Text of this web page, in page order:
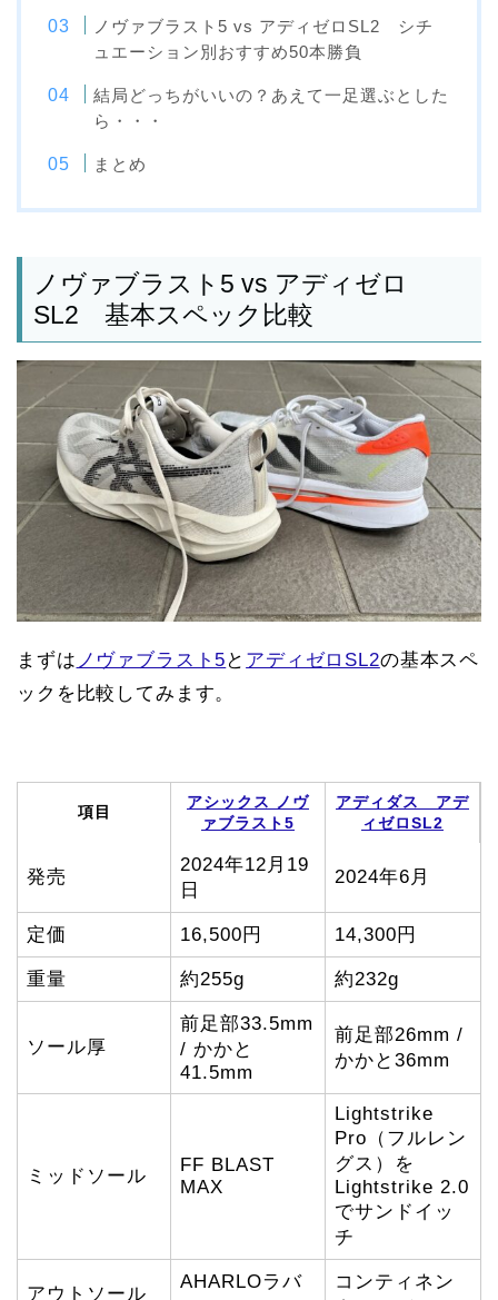
ノヴァブラスト5 vs アディゼロSL2 シチ
ュエーション別おすすめ50本勝負
結局どっちがいいの？あえて一足選ぶとした
ら・・・
まとめ
ノヴァブラスト5 vs アディゼロ
SL2 基本スペック比較
まずは ノヴァブラスト5 と アディゼロSL2の基本スペ
ックを比較してみます。
項目
アシックス ノヴ
ァブラスト5
アディダス アデ
ィゼロSL2
発売
2024年12月19
日
2024年6月
定価 16,500円 14,300円
重量 約255g 約232g
ソール厚
前足部33.5mm
/ かかと
41.5mm
前足部26mm /
かかと36mm
ミッドソール
FF BLAST
MAX
Lightstrike
Pro（フルレン
グス）を
Lightstrike 2.0
でサンドイッ
チ
アウトソール
AHARLOラバ
コンティネン